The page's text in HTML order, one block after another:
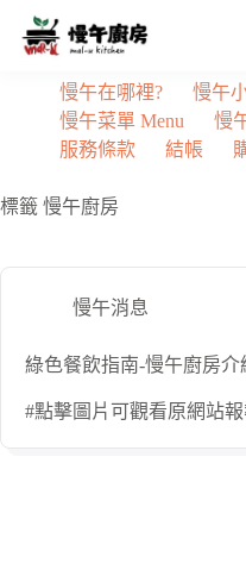
慢午在哪裡? 慢午
慢午菜單 Menu
慢
服務條款
結帳
標籤 慢午廚房
慢午消息
綠色餐飲指南-慢午廚房介
#點擊圖片可觀看原網站報